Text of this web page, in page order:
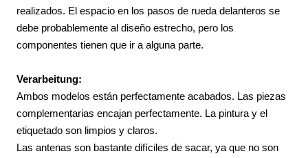
realizados. El espacio en los pasos de rueda delanteros se
debe probablemente al diseño estrecho, pero los
componentes tienen que ir a alguna parte.
Verarbeitung:
Ambos modelos están perfectamente acabados. Las piezas
complementarias encajan perfectamente. La pintura y el
etiquetado son limpios y claros.
Las antenas son bastante difíciles de sacar, ya que no son